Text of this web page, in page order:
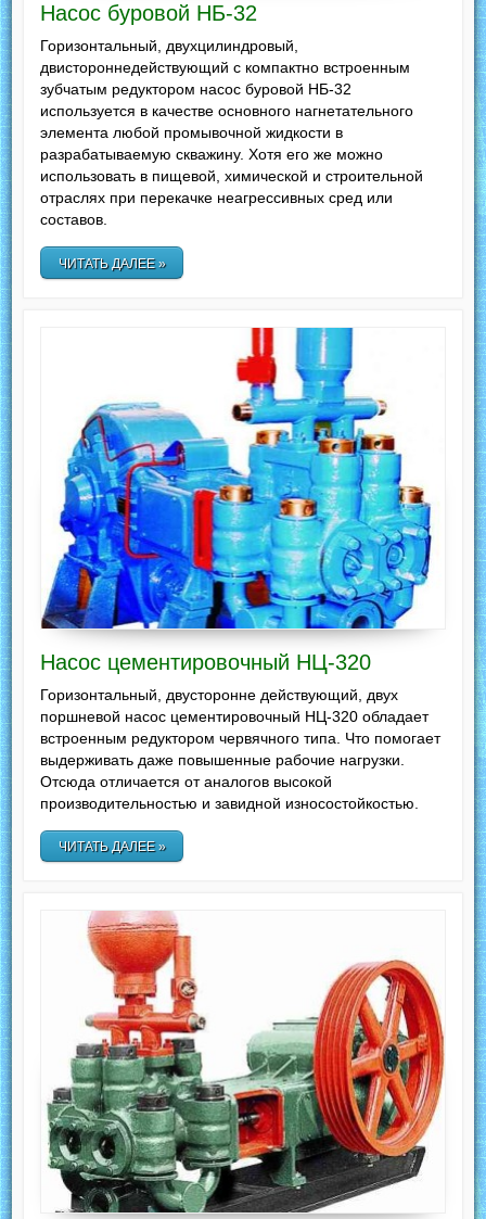
Насос буровой НБ-32
Горизонтальный, двухцилиндровый,
двистороннедействующий с компактно встроенным
зубчатым редуктором насос буровой НБ-32
используется в качестве основного нагнетательного
элемента любой промывочной жидкости в
разрабатываемую скважину. Хотя его же можно
использовать в пищевой, химической и строительной
отраслях при перекачке неагрессивных сред или
составов.
ЧИТАТЬ ДАЛЕЕ »
Насос цементировочный НЦ-320
Горизонтальный, двусторонне действующий, двух
поршневой насос цементировочный НЦ-320 обладает
встроенным редуктором червячного типа. Что помогает
выдерживать даже повышенные рабочие нагрузки.
Отсюда отличается от аналогов высокой
производительностью и завидной износостойкостью.
ЧИТАТЬ ДАЛЕЕ »